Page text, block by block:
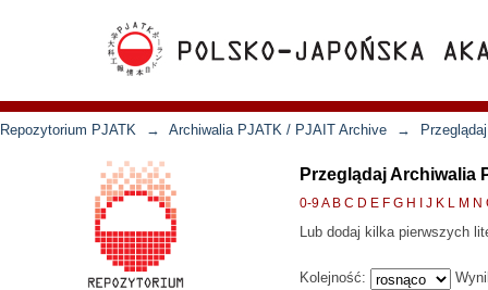
Repozytorium PJATK → Archiwalia PJATK / PJAIT Archive →
Przeglądaj Archiwalia
0-9A B C D E F G H J K L M N
Lub dodaj kilka pierwszych
Kolejność: